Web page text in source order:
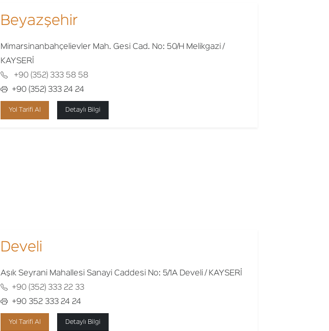
Beyazşehir
Mimarsinanbahçelievler Mah. Gesi Cad. No: 50/H Melikgazi /
KAYSERİ
+90 (352) 333 58 58
+90 (352) 333 24 24
Yol Tarifi Al Detaylı Bilgi
Develi
Aşık Seyrani Mahallesi Sanayi Caddesi No: 5/1A Develi / KAYSERİ
+90 (352) 333 22 33
+90 352 333 24 24
Yol Tarifi Al Detaylı Bilgi